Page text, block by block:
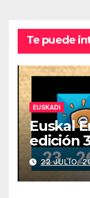
Te puede
EUSKADI
Euskal
edición
julio
22 JULIO,